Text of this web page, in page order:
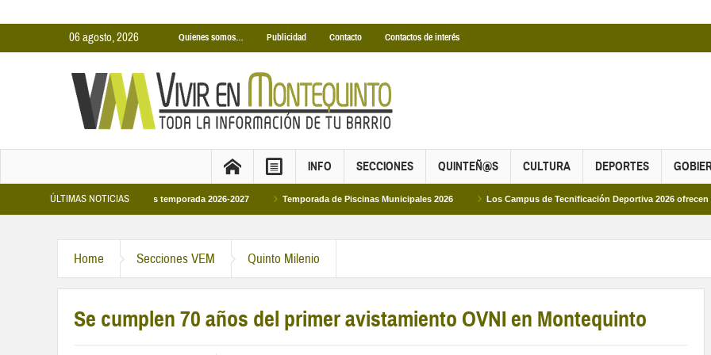
06 agosto, 2026 Quienes somos… Publicidad Contacto Contactos de interés
INFO SECCIONES QUINTEÑ@S CULTURA DEPORTES
ÚLTIMAS NOTICIAS
Municipales temporada 2026-2027 Temporada de Piscinas Municipales 2026 Los Campus de Tecnificación Deportiva 2026 ofrecen cuatro
Home Secciones VEM Quinto Milenio
Se cumplen 70 años del primer avistamiento OVNI en Montequinto